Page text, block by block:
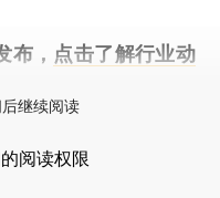
布， 点击了解行业动
继续阅读
阅读权限